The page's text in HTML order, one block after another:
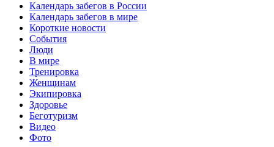
Календарь забегов в России
Календарь забегов в мире
Короткие новости
События
Люди
В мире
Тренировка
Женщинам
Экипировка
Здоровье
Беготуризм
Видео
Фото